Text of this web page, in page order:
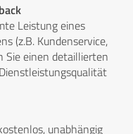
Leistung eines
(z.B. Kundenservice,
Sie einen detaillierten
unabhängig